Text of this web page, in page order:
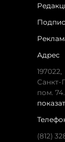
Адрес
197022,
Санкт-
пом. 74.
(812)